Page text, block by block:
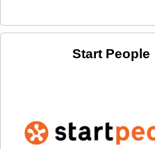
Start People